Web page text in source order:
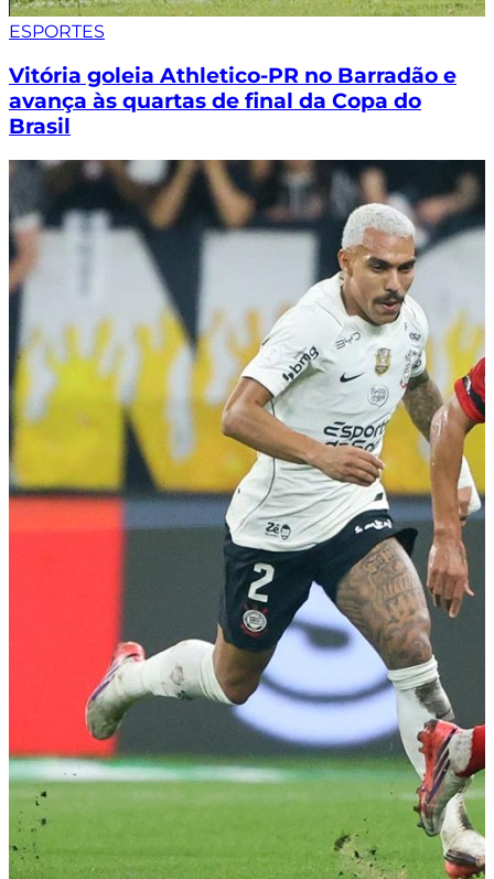
ESPORTES
Vitória goleia Athletico-PR no Barradão e
avança às quartas de final da Copa do
Brasil